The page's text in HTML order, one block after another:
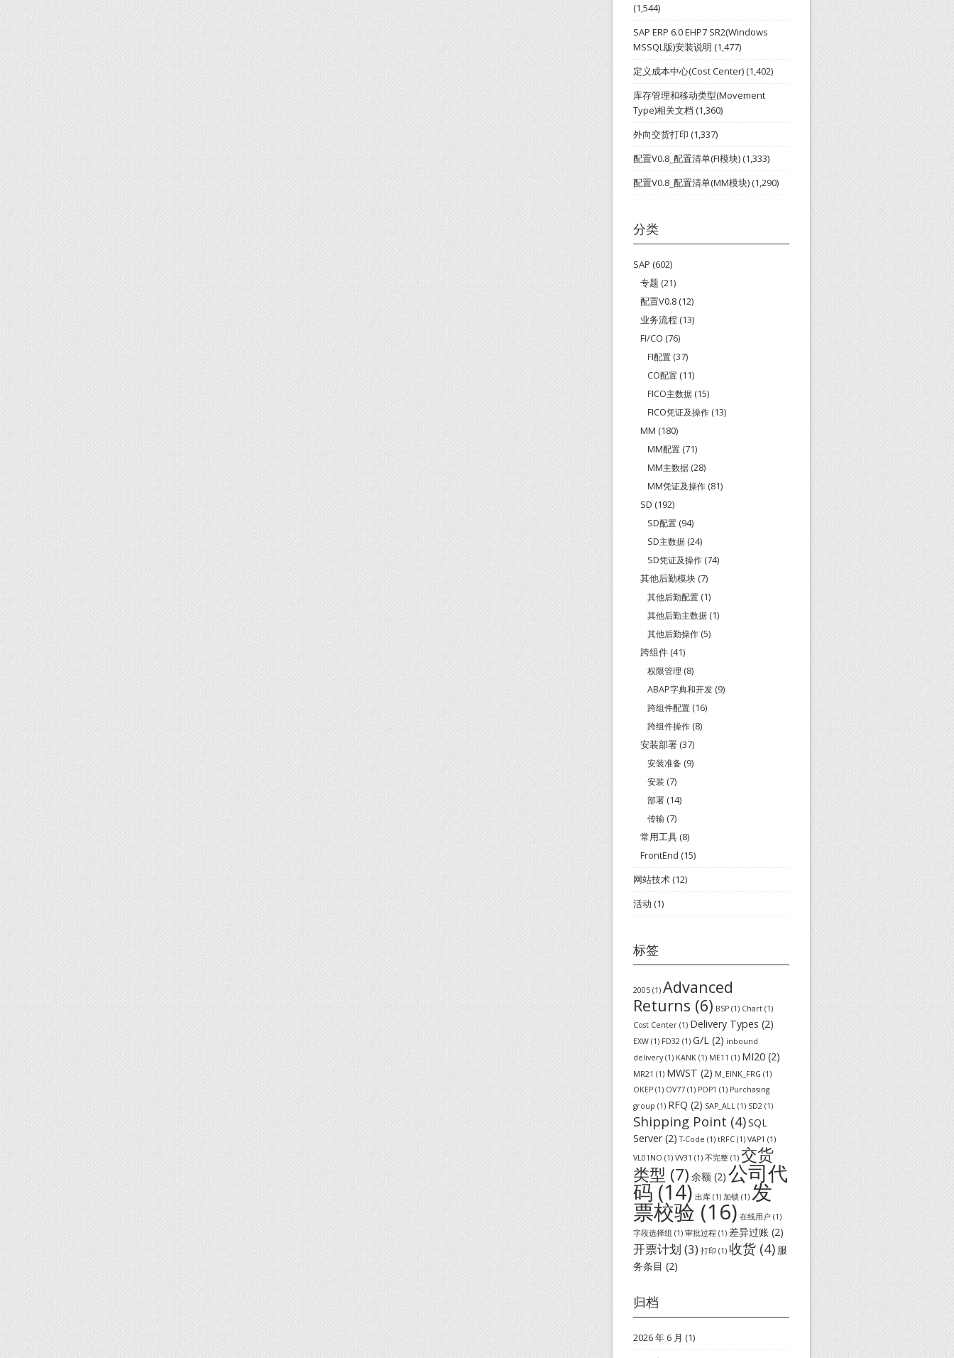
(1,544)
SAP ERP 6.0 EHP7 SR2(Windows
MSSQL版)安装说明 (1,477)
定义成本中心(Cost Center)(1,402)
库存管理和移动类型(Movement
Type)相关文档 (1,360)
外向交货打印 (1,337)
配置V0.8_配置清单(FI模块)(1,333)
配置V0.8_配置清单(MM模块)(1,290)
分类
SAP (602)
专题 (21)
配置V0.8 (12)
业务流程 (13)
FI/CO (76)
FI配置 (37)
CO配置 (11)
FICO主数据 (15)
FICO凭证及操作 (13)
MM (180)
MM配置 (71)
MM主数据 (28)
MM凭证及操作 (81)
SD (192)
SD配置 (94)
SD主数据 (24)
SD凭证及操作 (74)
其他后勤模块 (7)
其他后勤配置 (1)
其他后勤主数据 (1)
其他后勤操作 (5)
跨组件 (41)
权限管理 (8)
ABAP字典和开发 (9)
跨组件配置 (16)
跨组件操作 (8)
安装部署 (37)
安装准备 (9)
安装 (7)
部署 (14)
传输 (7)
常用工具 (8)
FrontEnd (15)
网站技术(12)
活动 (1)
标签
2005 (1) Advanced
Returns (6) BSP (1) Chart (1)
Cost Center (1) Delivery Types (2)
EXW (1) FD32 (1) G/L (2) inbound
delivery(1) KANK (1) ME11 (1) MI20 (2)
MR21 (1) MWST (2) M_EINK_FRG (1)
OKEP (1) OV77 (1) POP1 (1) Purchasing
group (1) RFQ (2) SAP_ALL (1) SD2 (1)
Shipping Point (4)SQL
Server(2) T-Code (1) tRFC (1) VAP1 (1)
VL01NO (1) VV31 (1) 不完整 (1) 交货
类型 (7) 余额 (2) 公司代
码(14) 出库 (1) 加锁 (1) 发
票校验 (16) 在线用户 (1)
字段选择组 (1) 审批过程 (1) 差异过账 (2)
开票计划 (3) 打印 (1) 收货 (4) 服
务条目 (2)
归档
2026 年 6 月 (1)